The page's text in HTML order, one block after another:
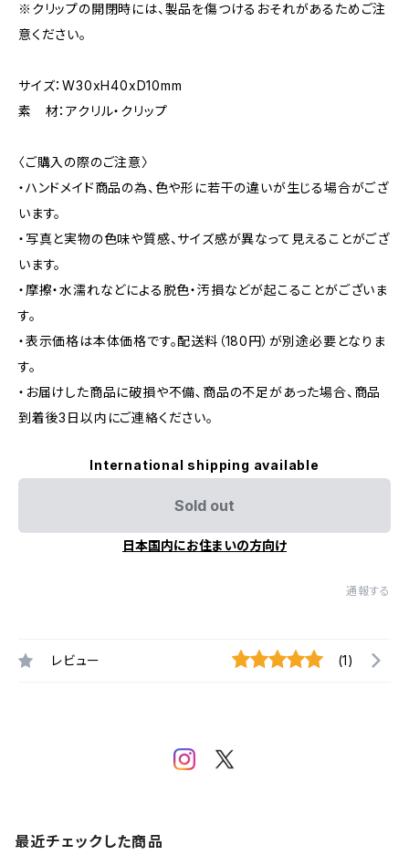
※クリップの開閉時には、製品を傷つけるおそれがあるためご注
意ください。
サイズ：W30xH40xD10mm
素 材：アクリル・クリップ
〈ご購入の際のご注意〉
・ハンドメイド商品の為、色や形に若干の違いが生じる場合がござ
います。
・写真と実物の色味や質感、サイズ感が異なって見えることがござ
います。
・摩擦・水濡れなどによる脱色・汚損などが起こることがございま
す。
・表示価格は本体価格です。配送料（180円）が別途必要となりま
す。
・お届けした商品に破損や不備､商品の不足があった場合、商品
到着後3日以内にご連絡ください。
International shipping available
Sold out
日本国内にお住まいの方向け
通報する
レビュー (1)
最近チェックした商品